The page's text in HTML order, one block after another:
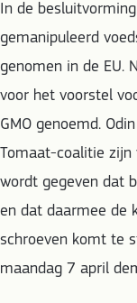
In de
gemanipuleerd
genomen in de EU.
voor het voorstel
GMO genoemd.
Tomaat-coalitie zijn
wordt gegeven dat
en dat daarmee de
schroeven komt te
maandag 7 april